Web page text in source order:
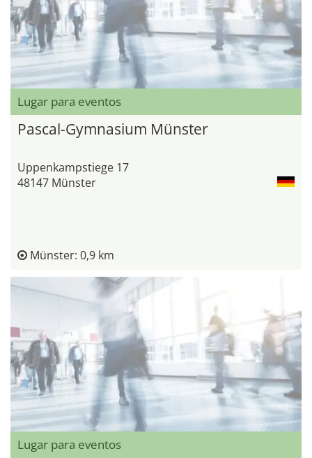
Lugar para eventos
Pascal-Gymnasium Münster
Uppenkampstiege 17
48147 Münster
Münster: 0,9 km
Lugar para eventos